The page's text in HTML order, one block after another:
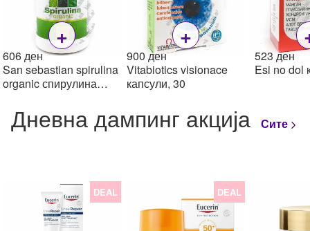
+
606ден
San sebastian spirulina
organic спирулина
+
900ден
Vitabiotics visionace
капсули, 30
523ден
Esi no dol
Дневна дампинг акција Сите
DEAL DEAL